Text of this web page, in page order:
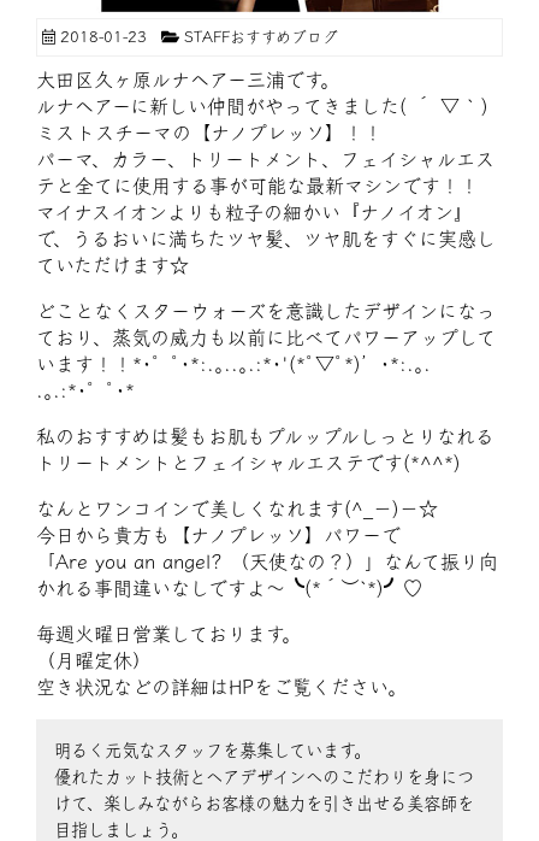
2018-01-23 STAFFおすすめブログ
大田区久ヶ原ルナヘアー三浦です。
ルナヘアーに新しい仲間がやってきました( ´ ▽ ` )
ミストスチーマの【ナノプレッソ】！！
パーマ、カラー、トリートメント、フェイシャルエス
テと全てに使用する事が可能な最新マシンです！！
マイナスイオンよりも粒子の細かい『ナノイオン』
で、うるおいに満ちたツヤ髪、ツヤ肌をすぐに実感し
ていただけます☆
どことなくスターウォーズを意識したデザインになっ
ており、蒸気の威力も以前に比べてパワーアップして
います！！*･゜ﾟ･*:.｡..｡.:*･'(*ﾟ▽ﾟ*)’･*:.｡.
.｡.:*･゜ﾟ･*
私のおすすめは髪もお肌もプルップルしっとりなれる
トリートメントとフェイシャルエステです(*^^*)
なんとワンコインで美しくなれます(^_−)−☆
今日から貴方も【ナノプレッソ】パワーで
「Are you an angel? （天使なの？）」なんて振り向
かれる事間違いなしですよ〜╰(*´︶`*)╯♡
毎週火曜日営業しております。
（月曜定休）
空き状況などの詳細はHPをご覧ください。
明るく元気なスタッフを募集しています。
優れたカット技術とヘアデザインへのこだわりを身につ
けて、楽しみながらお客様の魅力を引き出せる美容師を
目指しましょう。